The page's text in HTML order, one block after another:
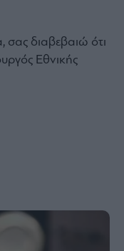
σας διαβεβαιώ ότι
Εθνικής